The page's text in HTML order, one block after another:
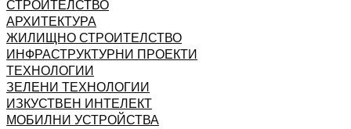
СТРОИТЕЛСТВО
АРХИТЕКТУРА
ЖИЛИЩНО СТРОИТЕЛСТВО
ИНФРАСТРУКТУРНИ ПРОЕКТИ
ТЕХНОЛОГИИ
ЗЕЛЕНИ ТЕХНОЛОГИИ
ИЗКУСТВЕН ИНТЕЛЕКТ
МОБИЛНИ УСТРОЙСТВА